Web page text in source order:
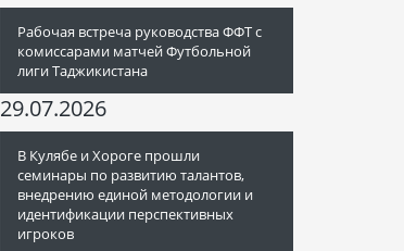
Рабочая встреча руководства ФФТ с
комиссарами матчей Футбольной
лиги Таджикистана
29.07.2026
В Кулябе и Хороге прошли
семинары по развитию талантов,
внедрению единой методологии и
идентификации перспективных
игроков